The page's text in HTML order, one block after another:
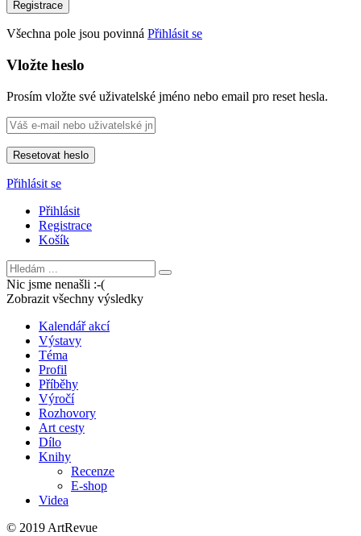
Všechna pole jsou povinná Přihlásit se
Vložte heslo
Prosím vložte své uživatelské jméno nebo email pro reset hesla.
Přihlásit se
Přihlásit
Registrace
Košík
Nic jsme nenašli :-(
Zobrazit všechny výsledky
Kalendář akcí
Výstavy
Téma
Profil
Příběhy
Výročí
Rozhovory
Art cesty
Dílo
Knihy
Recenze
E-shop
Videa
© 2019 ArtRevue